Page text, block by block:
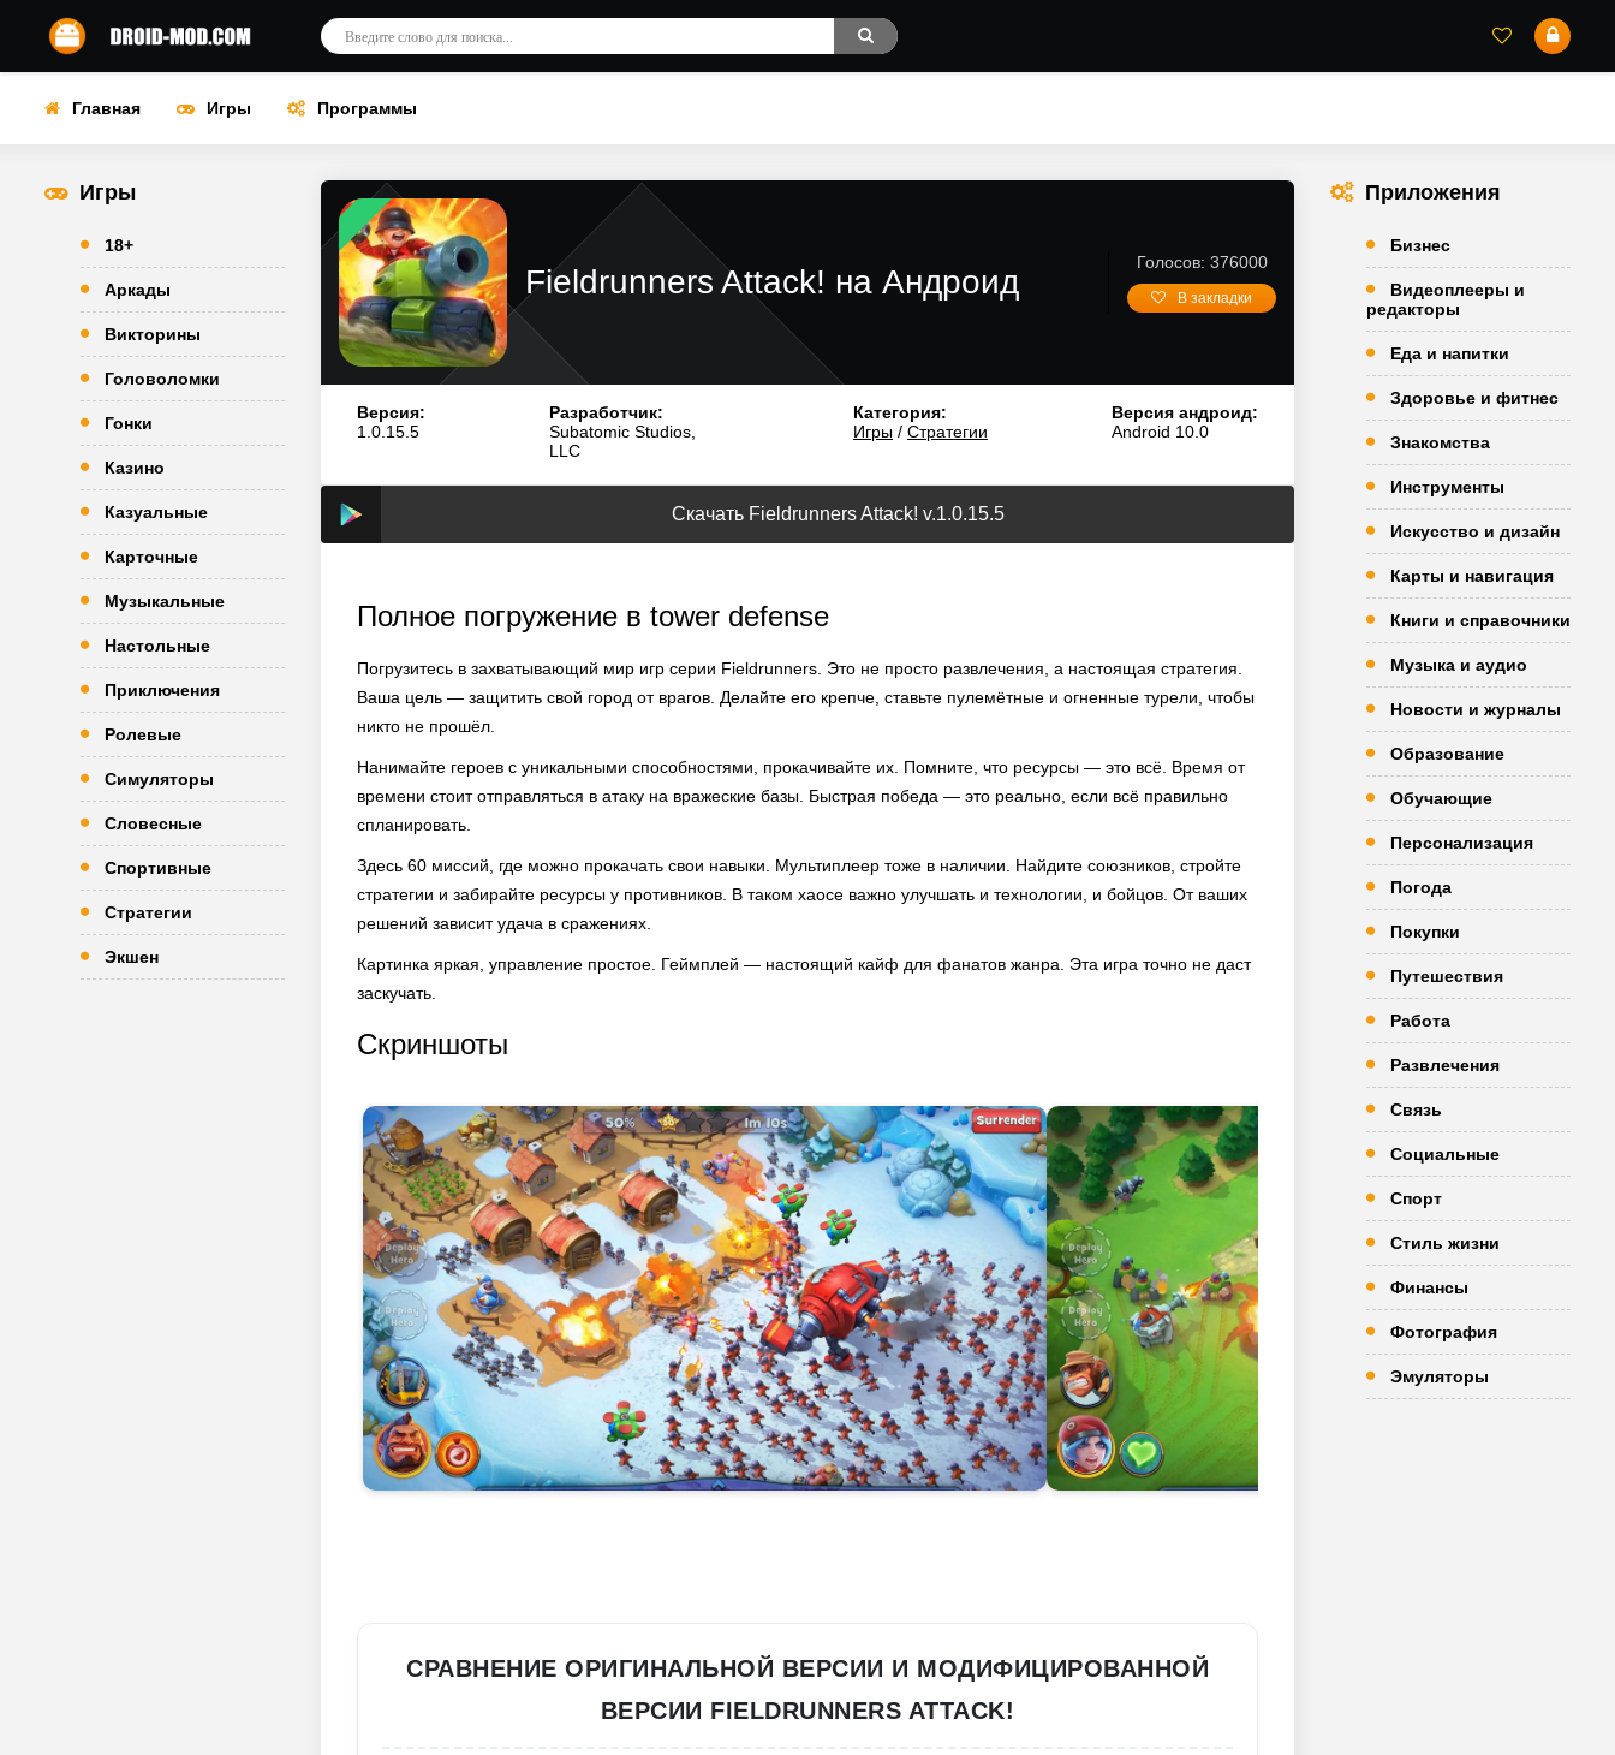
Главная Игры Программы
Игры
18+
Аркады
Викторины
Головоломки
Гонки
Казино
Казуальные
Карточные
Музыкальные
Настольные
Приключения
Ролевые
Симуляторы
Словесные
Спортивные
Стратегии
Экшен
Fieldrunners Attack! на Андроид
Голосов: 376000
В закладки
Версия:
1.0.15.5
Разработчик:
Subatomic Studios,
LLC
Категория:
Игры / Стратегии
Версия андроид:
Android 10.0
Скачать Fieldrunners Attack! v.1.0.15.5
Полное погружение в tower defense
Погрузитесь в захватывающий мир игр серии Fieldrunners. Это не просто развлечения, а настоящая стратегия.
Ваша цель — защитить свой город от врагов. Делайте его крепче, ставьте пулемётные и огненные турели, чтобы
никто не прошёл.
Нанимайте героев с уникальными способностями, прокачивайте их. Помните, что ресурсы — это всё. Время от
времени стоит отправляться в атаку на вражеские базы. Быстрая победа — это реально, если всё правильно
спланировать.
Здесь 60 миссий, где можно прокачать свои навыки. Мультиплеер тоже в наличии. Найдите союзников, стройте
стратегии и забирайте ресурсы у противников. В таком хаосе важно улучшать и технологии, и бойцов. От ваших
решений зависит удача в сражениях.
Картинка яркая, управление простое. Геймплей — настоящий кайф для фанатов жанра. Эта игра точно не даст
заскучать.
Скриншоты
СРАВНЕНИЕ ОРИГИНАЛЬНОЙ ВЕРСИИ И МОДИФИЦИРОВАННОЙ
ВЕРСИИ FIELDRUNNERS ATTACK!
Приложения
Бизнес
Видеоплееры и
редакторы
Еда и напитки
Здоровье и фитнес
Знакомства
Инструменты
Искусство и дизайн
Карты и навигация
Книги и справочники
Музыка и аудио
Новости и журналы
Образование
Обучающие
Персонализация
Погода
Покупки
Путешествия
Работа
Развлечения
Связь
Социальные
Спорт
Стиль жизни
Финансы
Фотография
Эмуляторы